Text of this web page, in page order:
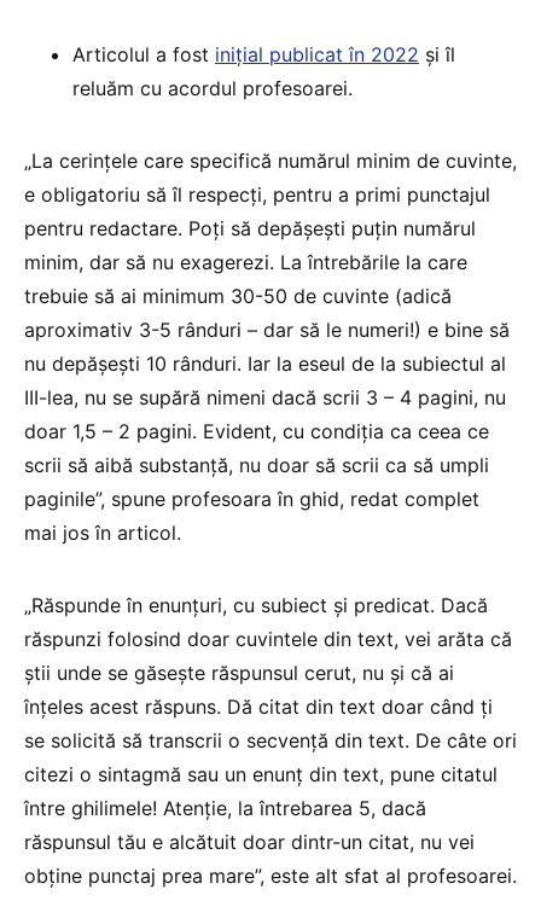
Articolul a fost inițial publicat în 2022 și îl
reluăm cu acordul profesoarei.
„La cerinţele care specifică numărul minim de cuvinte,
e obligatoriu să îl respecţi, pentru a primi punctajul
pentru redactare. Poţi să depăşeşti puţin numărul
minim, dar să nu exagerezi. La întrebările la care
trebuie să ai minimum 30-50 de cuvinte (adică
aproximativ 3-5 rânduri – dar să le numeri!) e bine să
nu depăşeşti 10 rânduri. Iar la eseul de la subiectul al
III-lea, nu se supără nimeni dacă scrii 3 – 4 pagini, nu
doar 1,5 – 2 pagini. Evident, cu condiţia ca ceea ce
scrii să aibă substanţă, nu doar să scrii ca să umpli
paginile”, spune profesoara în ghid, redat complet
mai jos în articol.
„Răspunde în enunţuri, cu subiect şi predicat. Dacă
răspunzi folosind doar cuvintele din text, vei arăta că
ştii unde se găseşte răspunsul cerut, nu şi că ai
înțeles acest răspuns. Dă citat din text doar când ţi
se solicită să transcrii o secvenţă din text. De câte ori
citezi o sintagmă sau un enunţ din text, pune citatul
între ghilimele! Atenţie, la întrebarea 5, dacă
răspunsul tău e alcătuit doar dintr-un citat, nu vei
obţine punctaj prea mare”, este alt sfat al profesoarei.